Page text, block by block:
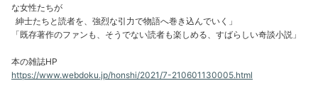
な女性たちが
紳士たちと読者を、強烈な引力で物語へ巻き込んでいく」
「既存著作のファンも、そうでない読者も楽しめる、すばらしい奇談小説」
本の雑誌HP
https://www.webdoku.jp/honshi/2021/7-210601130005.html